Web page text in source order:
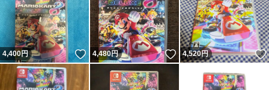
4,400円 いいね！
4,480円 いいね！
4,520円